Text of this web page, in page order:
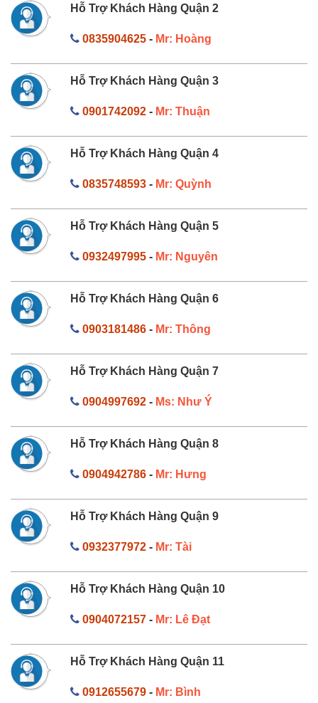
Hỗ Trợ Khách Hàng Quận 2
0835904625- Mr: Hoàng
Hỗ Trợ Khách Hàng Quận 3
0901742092- Mr: Thuận
Hỗ Trợ Khách Hàng Quận 4
0835748593- Mr: Quỳnh
Hỗ Trợ Khách Hàng Quận 5
0932497995- Mr: Nguyên
Hỗ Trợ Khách Hàng Quận 6
0903181486- Mr: Thông
Hỗ Trợ Khách Hàng Quận 7
0904997692- Ms: Như Ý
Hỗ Trợ Khách Hàng Quận 8
0904942786- Mr: Hưng
Hỗ Trợ Khách Hàng Quận 9
0932377972- Mr: Tài
Hỗ Trợ Khách Hàng Quận 10
0904072157- Mr: Lê Đạt
Hỗ Trợ Khách Hàng Quận 11
0912655679- Mr: Bình